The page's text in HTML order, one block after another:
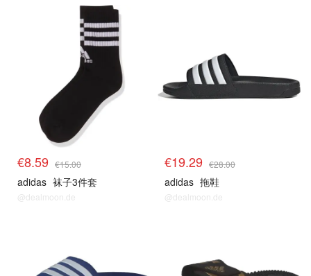
€8.59 €15.00
adidas 袜子3件套
@dealmoon.de
€19.29 €28.00
adidas 拖鞋
@dealmoon.de